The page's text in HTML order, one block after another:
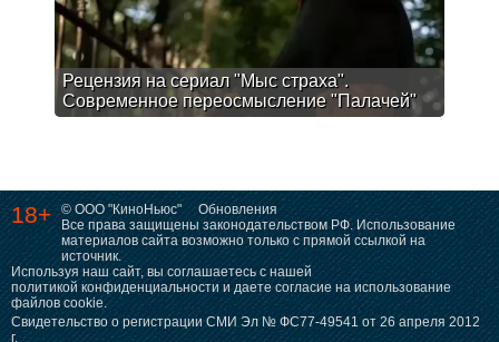
Рецензия на сериал "Мыс страха".
Современное переосмысление "Палачей"
18+ © ООО "КиноНьюс"
Обновления
Все права защищены законодательством РФ. Использование
материалов сайта возможно только с прямой ссылкой на
источник.
Используя наш сайт, вы соглашаетесь с нашей
политикой конфиденциальности и даете согласие на использование
файлов cookie.
Свидетельство о регистрации СМИ Эл № ФС77-49541 от 26 апреля 2012
г.